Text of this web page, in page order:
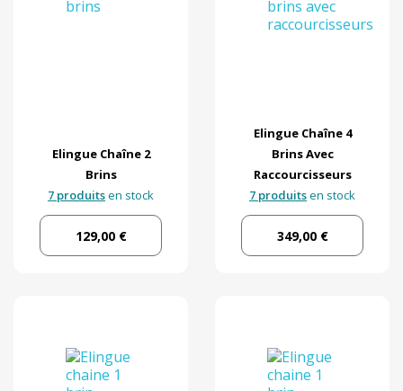
Elingue Chaîne 2
Brins
7 produitsen stock
129,00 €
Elingue Chaîne 4
Brins Avec
Raccourcisseurs
7 produitsen stock
349,00 €